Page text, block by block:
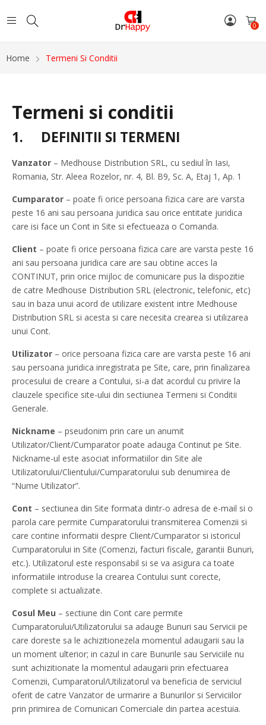
0
Home Termeni Si Conditii
Termeni si conditii
1. DEFINITII SI TERMENI
Vanzator – Medhouse Distribution SRL, cu sediul în Iasi,
Romania, Str. Aleea Rozelor, nr. 4, Bl. B9, Sc. A, Etaj 1, Ap. 1
Cumparator – poate fi orice persoana fizica care are varsta
peste 16 ani sau persoana juridica sau orice entitate juridica
care isi face un Cont in Site si efectueaza o Comanda.
Client – poate fi orice persoana fizica care are varsta peste 16
ani sau persoana juridica care are sau obtine acces la
CONTINUT, prin orice mijloc de comunicare pus la dispozitie
de catre Medhouse Distribution SRL (electronic, telefonic, etc)
sau in baza unui acord de utilizare existent intre Medhouse
Distribution SRL si acesta si care necesita crearea si utilizarea
unui Cont.
Utilizator – orice persoana fizica care are varsta peste 16 ani
sau persoana juridica inregistrata pe Site, care, prin finalizarea
procesului de creare a Contului, si-a dat acordul cu privire la
clauzele specifice site-ului din sectiunea Termeni si Conditii
Generale.
Nickname – pseudonim prin care un anumit
Utilizator/Client/Cumparator poate adauga Continut pe Site.
Nickname-ul este asociat informatiilor din Site ale
Utilizatorului/Clientului/Cumparatorului sub denumirea de
“Nume Utilizator”.
Cont – sectiunea din Site formata dintr-o adresa de e-mail si o
parola care permite Cumparatorului transmiterea Comenzii si
care contine informatii despre Client/Cumparator si istoricul
Cumparatorului in Site (Comenzi, facturi fiscale, garantii Bunuri,
etc.). Utilizatorul este responsabil si se va asigura ca toate
informatiile introduse la crearea Contului sunt corecte,
complete si actualizate.
Cosul Meu – sectiune din Cont care permite
Cumparatorului/Utilizatorului sa adauge Bunuri sau Servicii pe
care doreste sa le achizitionezela momentul adaugarii sau la
un moment ulterior; in cazul in care Bunurile sau Serviciile nu
sunt achizitionate la momentul adaugarii prin efectuarea
Comenzii, Cumparatorul/Utilizatorul va beneficia de serviciul
oferit de catre Vanzator de urmarire a Bunurilor si Serviciilor
prin primirea de Comunicari Comerciale din partea acestuia.